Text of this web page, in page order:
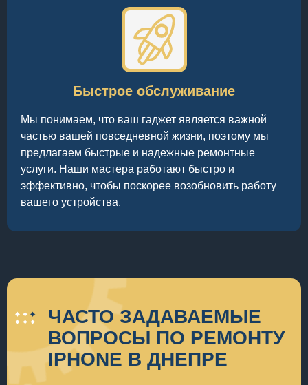
Быстрое обслуживание
Мы понимаем, что ваш гаджет является важной
частью вашей повседневной жизни, поэтому мы
предлагаем быстрые и надежные ремонтные
услуги. Наши мастера работают быстро и
эффективно, чтобы поскорее возобновить работу
вашего устройства.
ЧАСТО ЗАДАВАЕМЫЕ
ВОПРОСЫ ПО РЕМОНТУ
IPHONE В ДНЕПРЕ